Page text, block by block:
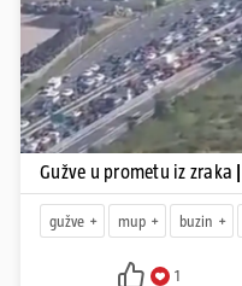
Gužve u prometu iz zraka
gužve mup buzin
1